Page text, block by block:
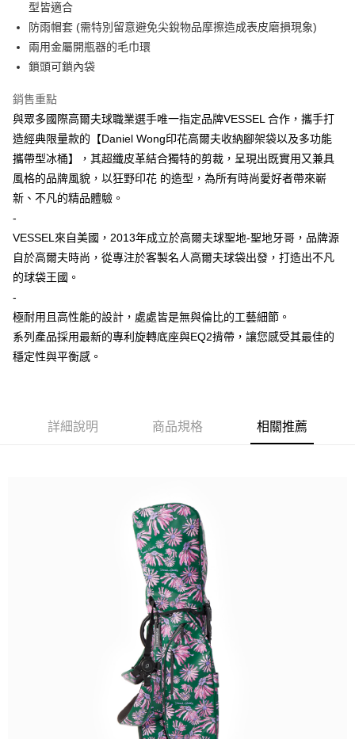
運送方式
宅配
每筆NT$80，滿NT$5,000(含以上)免運費
宅配(外島)
每筆NT$120，滿NT$5,000(含以上)免運費
型皆適合
防雨帽套 (需特別留意避免尖銳物品摩擦造成表皮磨損現象)
兩用金屬開瓶器的毛巾環
鎖頭可鎖內袋
銷售重點
與眾多國際高爾夫球職業選手唯一指定品牌VESSEL 合作，攜手打
造經典限量款的【Daniel Wong印花高爾夫收納腳架袋以及多功能
攜帶型冰桶】，其超纖皮革結合獨特的剪裁，呈現出既實用又兼具
風格的品牌風貌，以狂野印花 的造型，為所有時尚愛好者帶來嶄
新、不凡的精品體驗。
-
VESSEL來自美國，2013年成立於高爾夫球聖地-聖地牙哥，品牌源
自於高爾夫時尚，從專注於客製名人高爾夫球袋出發，打造出不凡
的球袋王國。
-
極耐用且高性能的設計，處處皆是無與倫比的工藝細節。
系列產品採用最新的專利旋轉底座與EQ2揹帶，讓您感受其最佳的
穩定性與平衡感。
詳細說明 商品規格 相關推薦